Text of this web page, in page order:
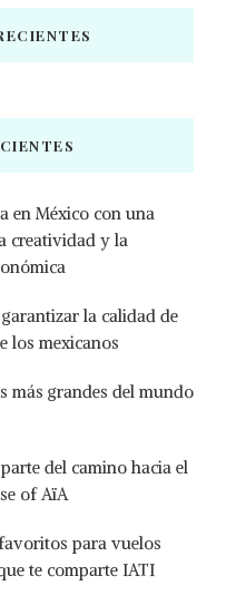
en México con una
creatividad y la
la calidad de
los mexicanos
más grandes del mundo
del camino hacia el
of AïA
para vuelos
te comparte IATI